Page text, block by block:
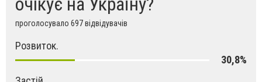
проголосувало 697 відвідувачів
Розвиток.
30,8%